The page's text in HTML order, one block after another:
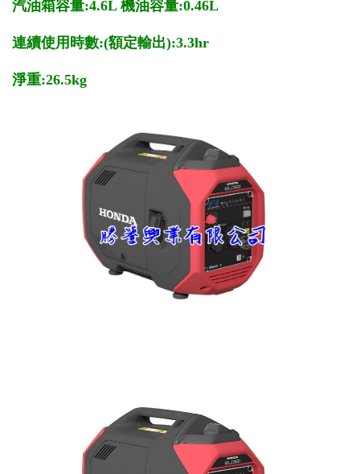
汽油箱容量:4.6L 機油容量:0.46L
連續使用時數:(額定輸出):3.3hr
淨重:26.5kg